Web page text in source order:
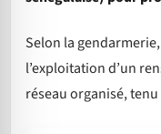
Selon la
l’exploitation d’un
réseau organisé,